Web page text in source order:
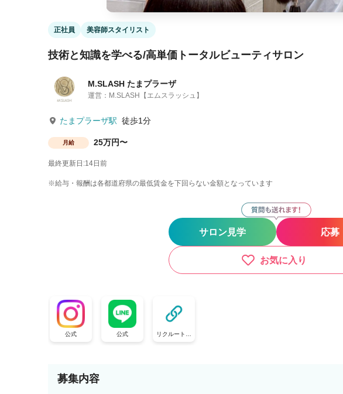
正社員 美容師スタイリスト
技術と知識を学べる/高単価トータルビューティサロン
M.SLASH たまプラーザ
運営：M.SLASH【エムスラッシュ】
たまプラーザ駅 徒歩1分
月給 25万円〜
最終更新日:14日前
※給与・報酬は各都道府県の最低賃金を下回らない金額となっています
サロン見学 応募
お気に入り
公式 公式
リクルート公
式
募集内容